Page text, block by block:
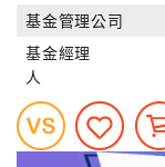
基金管理公司
基金經理
人